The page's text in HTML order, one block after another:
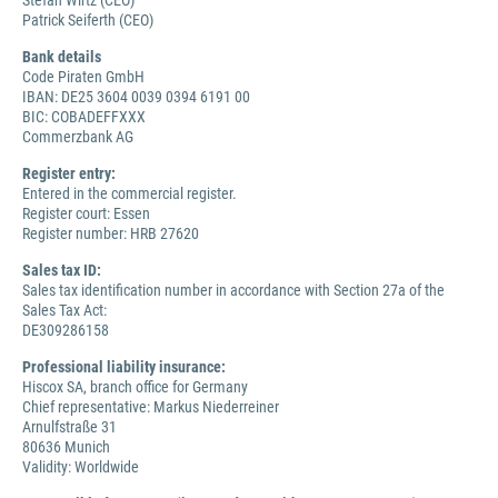
Patrick Seiferth (CEO)
Bank details
Code Piraten GmbH
IBAN: DE25 3604 0039 0394 6191 00
BIC: COBADEFFXXX
Commerzbank AG
Register entry:
Entered in the commercial register.
Register court: Essen
Register number: HRB 27620
Sales tax ID:
Sales tax identification number in accordance with Section 27a of the
Sales Tax Act:
DE309286158
Professional liability insurance:
Hiscox SA, branch office for Germany
Chief representative: Markus Niederreiner
Arnulfstraße 31
80636 Munich
Validity: Worldwide